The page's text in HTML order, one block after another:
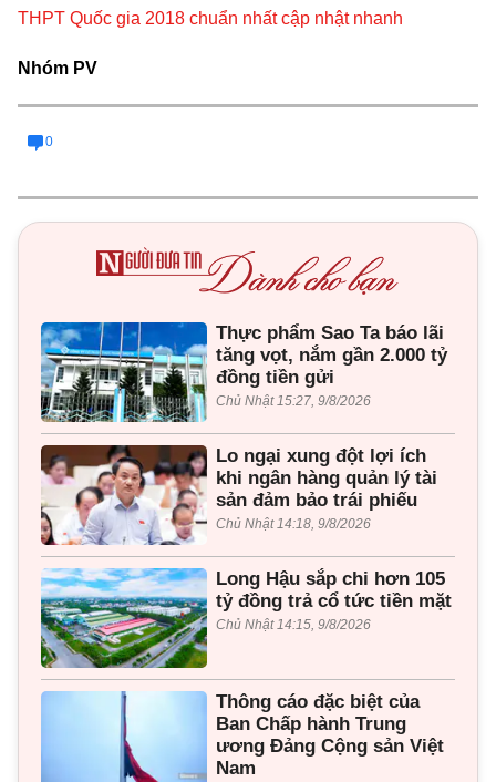
THPT Quốc gia 2018 chuẩn nhất cập nhật nhanh
Nhóm PV
0
Thực phẩm Sao Ta báo lãi
tăng vọt, nắm gần 2.000 tỷ
đồng tiền gửi
Chủ Nhật 15:27, 9/8/2026
Lo ngại xung đột lợi ích
khi ngân hàng quản lý tài
sản đảm bảo trái phiếu
Chủ Nhật 14:18, 9/8/2026
Long Hậu sắp chi hơn 105
tỷ đồng trả cổ tức tiền mặt
Chủ Nhật 14:15, 9/8/2026
Thông cáo đặc biệt của
Ban Chấp hành Trung
ương Đảng Cộng sản Việt
Nam